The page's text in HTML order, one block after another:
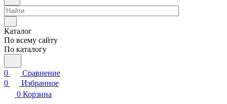
Каталог
По всему сайту
По каталогу
0
Сравнение
0
Избранное
0 Корзина